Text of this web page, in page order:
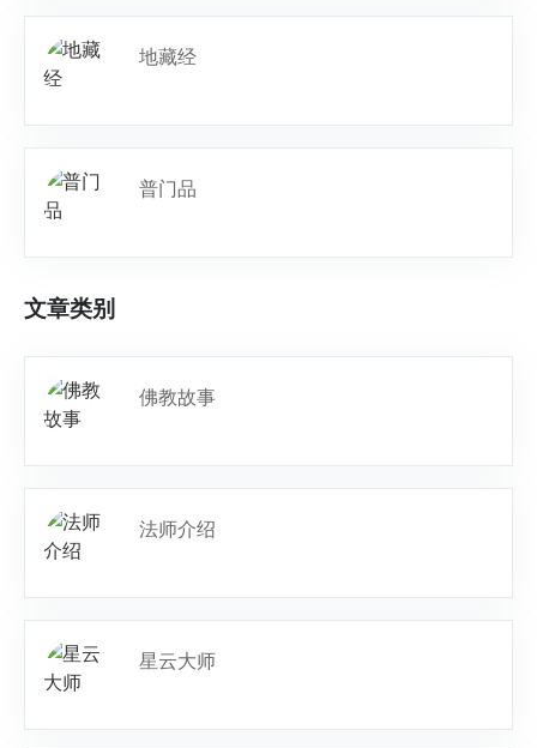
地藏经
普门品
文章类别
佛教故事
法师介绍
星云大师